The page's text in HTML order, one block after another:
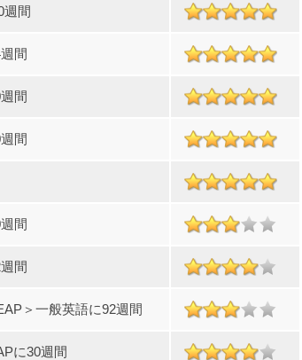
週間
間
間
間
間
間
＞一般英語に92週間
に30週間